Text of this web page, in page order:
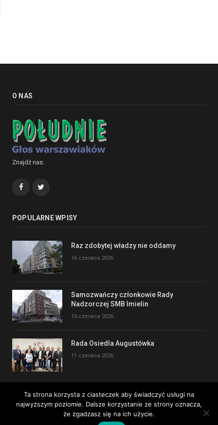
O NAS
Znajdź nas:
Facebook
POPULARNE WPISY
Raz zdobytej władzy nie oddamy
16 czerwca 2026
Samozwańczy członkowie Rady
Nadzorczej SMB Imielin
15 czerwca 2026
Rada Osiedla Augustówka
11 czerwca 2026
Copyright © 2017
Ta strona korzysta z ciasteczek aby świadczyć usługi na
najwyższym poziomie. Dalsze korzystanie ze strony oznacza,
że zgadzasz się na ich użycie.